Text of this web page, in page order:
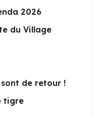
2026
du Village
de retour !
tigre